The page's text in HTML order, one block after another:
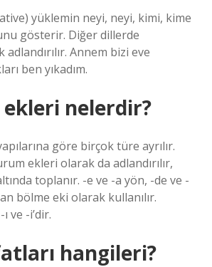
yüklemin neyi, neyi, kimi, kime
gösterir. Diğer dillerde
Annem bizi eve
ben yıkadım.
nelerdir?
göre birçok türe ayrılır.
ekleri olarak da adlandırılır,
toplanır. -e ve -a yön, -de ve -
bölme eki olarak kullanılır.
ve -i’dir.
hangileri?